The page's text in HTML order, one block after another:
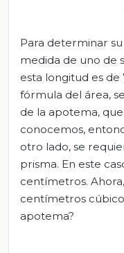
Para determinar
medida de uno de
esta longitud es de
fórmula del área,
de la apotema,
conocemos,
otro lado, se
prisma. En este
centímetros.
centímetros
apotema?